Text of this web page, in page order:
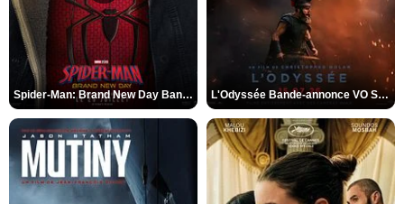
Spider-Man: Brand New Day Bande-annonce VO STFR L'Odyssée Bande-annonce VO STFR